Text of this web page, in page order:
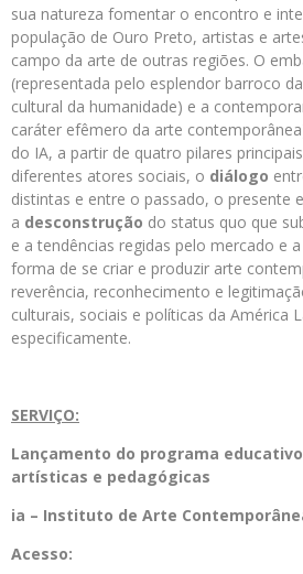
sua natureza fomentar o encontro e
população de Ouro Preto, artistas e
campo da arte de outras regiões. O
(representada pelo esplendor barroco
cultural da humanidade) e a
caráter efêmero da arte
do IA, a partir de quatro pilares
diferentes atores sociais, o diálogo
distintas e entre o passado, o presente
a desconstrução do status quo que
e a tendências regidas pelo mercado e a
forma de se criar e produzir arte
reverência, reconhecimento e
culturais, sociais e políticas da América
especificamente.
SERVIÇO:
Lançamento do programa educativo
artísticas e pedagógicas
ia – Instituto de Arte
Acesso: